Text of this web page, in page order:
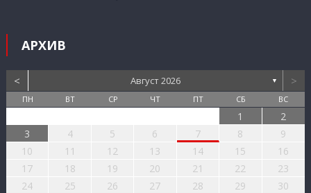
АРХИВ
< Август 2026 ▼ >
ПН ВТ СР ЧТ ПТ СБ ВС
1
2
3
4 5 6 7 8
9
10
11 12 13 14 15
16
17
18 19 20 21 22
23
24
25 26 27 28 29
30